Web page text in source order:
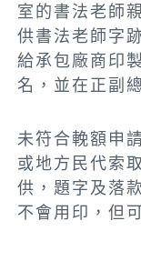
室的書法老師
供書法老師字
給承包廠商印
名，並在正副
未符合輓額申
或地方民代索
供，題字及落
不會用印，但